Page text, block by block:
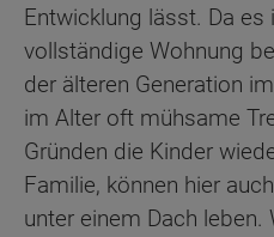
Entwicklung lässt. Da
vollständige Wohnung
der älteren Generation
im Alter oft mühsame
Gründen die Kinder
Familie, können hier
unter einem Dach leben.